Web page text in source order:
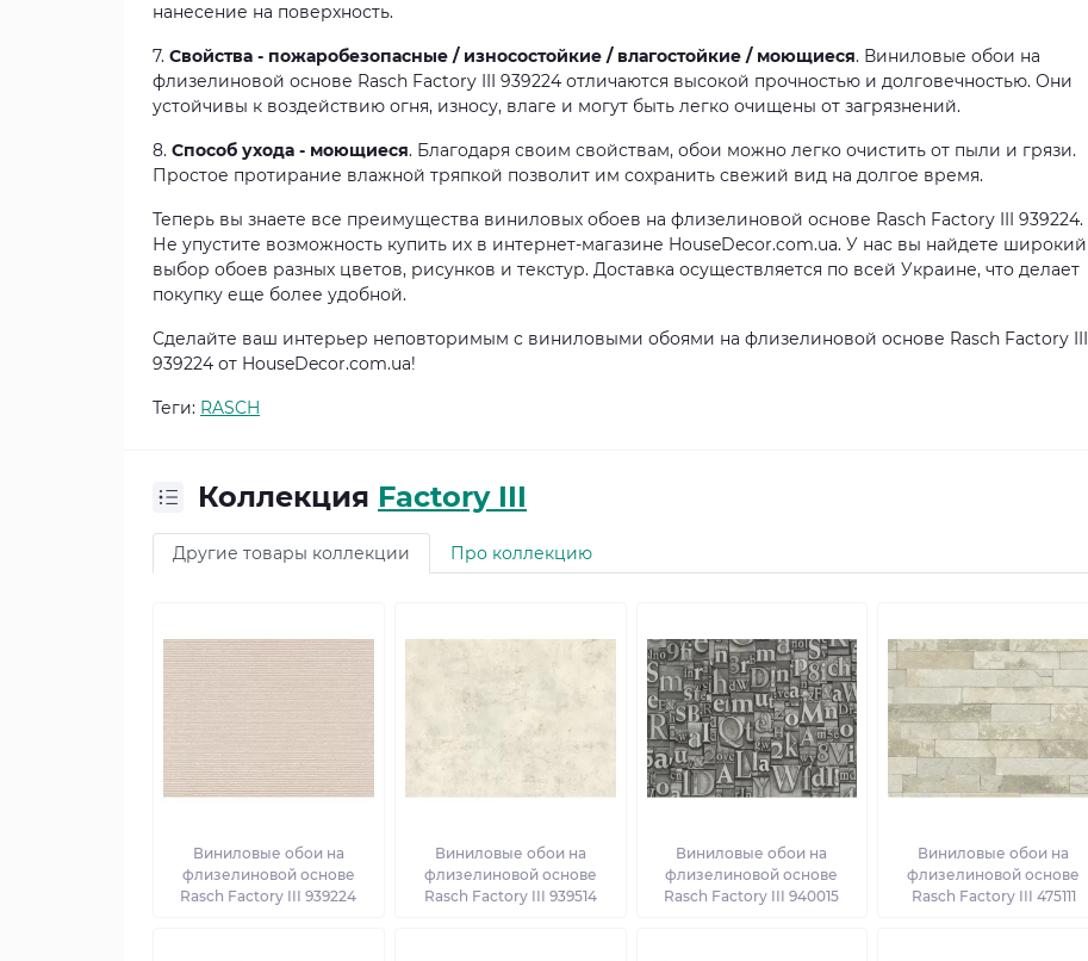
нанесение на поверхность.
7. Свойства - пожаробезопасные / износостойкие / влагостойкие / моющиеся. Виниловые обои на
флизелиновой основе Rasch Factory III 939224 отличаются высокой прочностью и долговечностью. Они
устойчивы к воздействию огня, износу, влаге и могут быть легко очищены от загрязнений.
8. Способ ухода - моющиеся. Благодаря своим свойствам, обои можно легко очистить от пыли и грязи.
Простое протирание влажной тряпкой позволит им сохранить свежий вид на долгое время.
Теперь вы знаете все преимущества виниловых обоев на флизелиновой основе Rasch Factory III 939224.
Не упустите возможность купить их в интернет-магазине HouseDecor.com.ua. У нас вы найдете широкий
выбор обоев разных цветов, рисунков и текстур. Доставка осуществляется по всей Украине, что делает
покупку еще более удобной.
Сделайте ваш интерьер неповторимым с виниловыми обоями на флизелиновой основе Rasch Factory III
939224 от HouseDecor.com.ua!
Теги: RASCH
Коллекция Factory III
Другие товары коллекции Про коллекцию
Виниловые обои на
флизелиновой основе
Rasch Factory III 939224
Виниловые обои на
флизелиновой основе
Rasch Factory III 939514
Виниловые обои на
флизелиновой основе
Rasch Factory III 940015
Виниловые обои на
флизелиновой основе
Rasch Factory III 475111